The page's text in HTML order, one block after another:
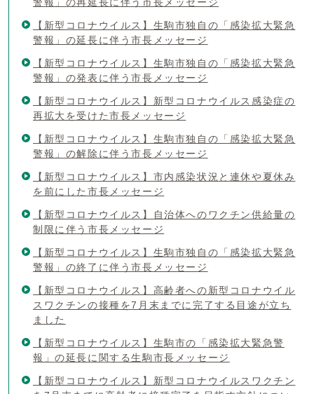
【新型コロナウイルス】生駒市独自の「感染拡大緊急
警報」の延長に伴う市長メッセージ
【新型コロナウイルス】生駒市独自の「感染拡大緊急
警報」の発表に伴う市長メッセージ
【新型コロナウイルス】新型コロナウイルス感染症の
再拡大を受けた市長メッセージ
【新型コロナウイルス】生駒市独自の「感染拡大緊急
警報」の解除に伴う市長メッセージ
【新型コロナウイルス】市内感染状況と連休や夏休み
を前にした市長メッセージ
【新型コロナウイルス】自治体へのワクチン供給量の
制限に伴う市長メッセージ
【新型コロナウイルス】生駒市独自の「感染拡大緊急
警報」の終了に伴う市長メッセージ
【新型コロナウイルス】高齢者への新型コロナウイル
スワクチンの接種を7月末までに完了する目途が立ち
ました
【新型コロナウイルス】生駒市の「感染拡大緊急警
報」の延長に関する生駒市長メッセージ
【新型コロナウイルス】新型コロナウイルスワクチン